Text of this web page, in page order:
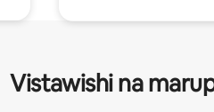
Vistawishi na